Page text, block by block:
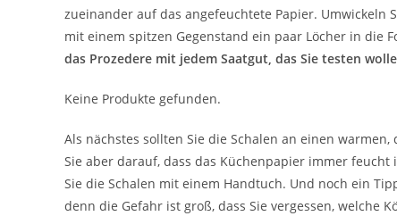
zueinander auf das angefeuchtete Papier. Umwickeln
mit einem spitzen Gegenstand ein paar Löcher in die
das Prozedere mit jedem Saatgut, das Sie testen
Keine Produkte gefunden.
Als nächstes sollten Sie die Schalen an einen
Sie aber darauf, dass das Küchenpapier immer
Sie die Schalen mit einem Handtuch. Und noch ein
denn die Gefahr ist groß, dass Sie vergessen, welche